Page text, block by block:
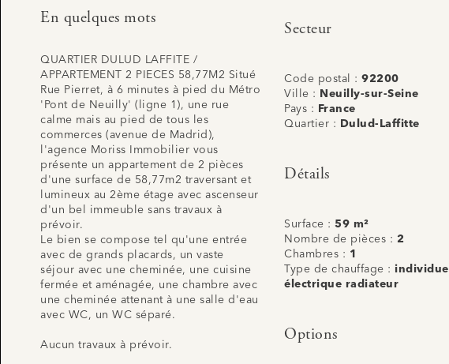
En quelques mots
QUARTIER DULUD LAFFITE /
APPARTEMENT 2 PIECES 58,77M2 Situé
Rue Pierret, à 6 minutes à pied du Métro
'Pont de Neuilly' (ligne 1), une rue
calme mais au pied de tous les
commerces (avenue de Madrid),
l'agence Moriss Immobilier vous
présente un appartement de 2 pièces
d'une surface de 58,77m2 traversant et
lumineux au 2ème étage avec ascenseur
d'un bel immeuble sans travaux à
prévoir.
Le bien se compose tel qu'une entrée
avec de grands placards, un vaste
séjour avec une cheminée, une cuisine
fermée et aménagée, une chambre avec
une cheminée attenant à une salle d'eau
avec WC, un WC séparé.
Aucun travaux à prévoir.
Secteur
Code postal :92200
Ville :
Neuilly-sur-Seine
Pays :
France
Quartier :
Dulud-Laffitte
Détails
Surface :59 m²
Nombre de pièces : 2
Chambres : 1
Type de chauffage : individuel
électrique radiateur
Options